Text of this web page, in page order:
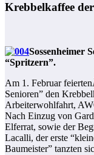
Krebbelkaffee
Sossenheimer
“Spritzern”.
Am 1. Februar
Senioren” den
Arbeiterwohlfahrt,
Nach Einzug von
Elferrat, sowie der
Lacalli, der erste
Baumeister” tanzten